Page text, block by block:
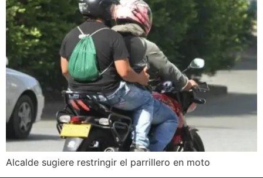
Alcalde sugiere restringir el parrillero en moto